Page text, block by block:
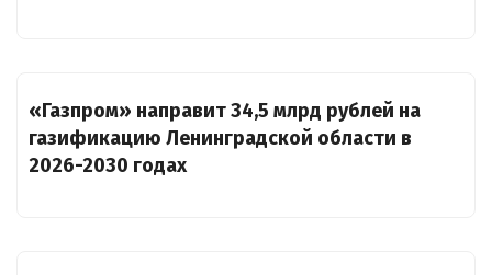
«Газпром» направит 34,5 млрд рублей на
газификацию Ленинградской области в
2026-2030 годах